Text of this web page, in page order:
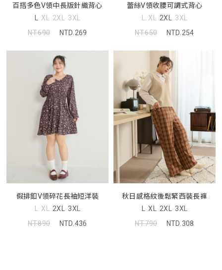
百搭多色V領中長版針織背心
L XL 2XL 3XL
NT.690
NTD.269
蕾絲V領收腰可調式背心
L XL 2XL 3XL
NT.650
NTD.254
假排釦V領碎花長袖短洋裝
L XL 2XL 3XL
NT.890
NTD.436
秋日感格紋後鬆緊西裝長褲
L XL 2XL 3XL
NT.790
NTD.308